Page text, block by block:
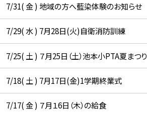
7/31( 金 ) 地域の方へ藍染体験のお知らせ
7/29( 水 ) 7月28日(火)自衛消防訓練
7/25( 土 ) ７月25日（土）池本小PTA夏まつり
7/18( 土 ) 7月17日(金)1学期終業式
7/17( 金 ) ７月１6日（木）の給食